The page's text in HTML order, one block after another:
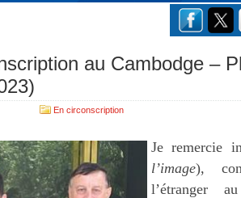
au Cambodge –
En circonscription
Je remercie
l’image),
l’étranger